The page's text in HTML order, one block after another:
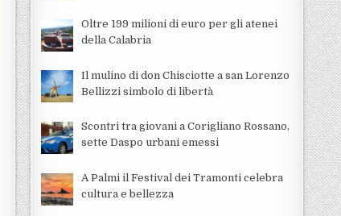
Oltre 199 milioni di euro per gli atenei
della Calabria
Il mulino di don Chisciotte a san Lorenzo
Bellizzi simbolo di libertà
Scontri tra giovani a Corigliano Rossano,
sette Daspo urbani emessi
A Palmi il Festival dei Tramonti celebra
cultura e bellezza